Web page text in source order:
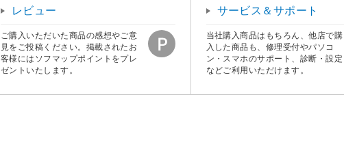
レビュー
ご購入いただいた商品の感想やご意
見をご投稿ください。掲載されたお
客様にはソフマップポイントをプレ
ゼントいたします。
サービス＆サポート
当社購入商品はもちろん、他店で購
入した商品も、修理受付やパソコ
ン・スマホのサポート、診断・設定
などご利用いただけます。